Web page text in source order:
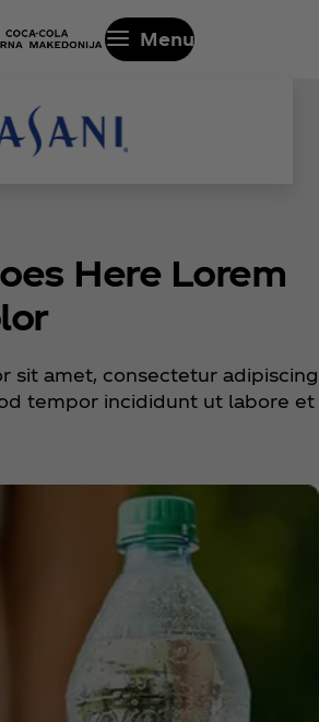
Menu
Here Lorem
sit amet, consectetur adipiscing
tempor incididunt ut labore et